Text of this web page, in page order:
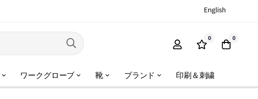
0 0
ワークグローブ 靴 ブランド 印刷＆刺繍